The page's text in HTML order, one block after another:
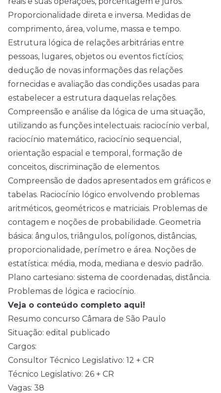
Proporcionalidade direta e inversa. Medidas de
comprimento, área, volume, massa e tempo.
Estrutura lógica de relações arbitrárias entre
pessoas, lugares, objetos ou eventos fictícios;
dedução de novas informações das relações
fornecidas e avaliação das condições usadas para
estabelecer a estrutura daquelas relações.
Compreensão e análise da lógica de uma situação,
utilizando as funções intelectuais: raciocínio verbal,
raciocínio matemático, raciocínio sequencial,
orientação espacial e temporal, formação de
conceitos, discriminação de elementos.
Compreensão de dados apresentados em gráficos e
tabelas. Raciocínio lógico envolvendo problemas
aritméticos, geométricos e matriciais. Problemas de
contagem e noções de probabilidade. Geometria
básica: ângulos, triângulos, polígonos, distâncias,
proporcionalidade, perímetro e área. Noções de
estatística: média, moda, mediana e desvio padrão.
Plano cartesiano: sistema de coordenadas, distância.
Problemas de lógica e raciocínio.
Veja o conteúdo completo aqui!
Resumo concurso Câmara de São Paulo
Situação: edital publicado
Cargos:
Consultor Técnico Legislativo: 12 + CR
Técnico Legislativo: 26 + CR
Vagas: 38